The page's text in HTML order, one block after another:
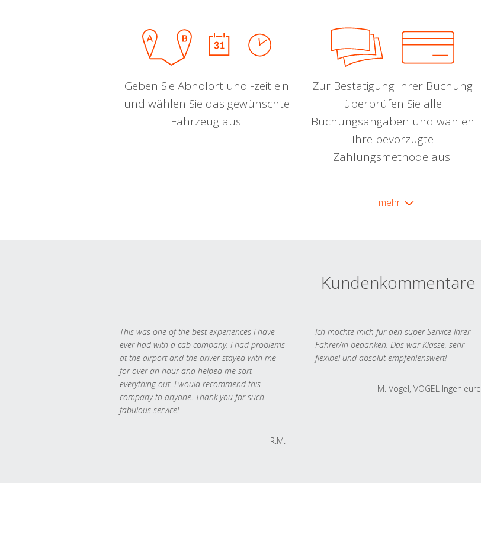
Geben Sie Abholort und -zeit ein
und wählen Sie das gewünschte
Fahrzeug aus.
Zur Bestätigung Ihrer Buchung
überprüfen Sie alle
Buchungsangaben und wählen
Ihre bevorzugte
Zahlungsmethode aus.
mehr
Kundenkommentare
This was one of the best experiences I have
ever had with a cab company. I had problems
at the airport and the driver stayed with me
for over an hour and helped me sort
everything out. I would recommend this
company to anyone. Thank you for such
fabulous service!
R.M.
Ich möchte mich für den super Service Ihrer
Fahrer/in bedanken. Das war Klasse, sehr
flexibel und absolut empfehlenswert!
M. Vogel, VOGEL Ingenieure